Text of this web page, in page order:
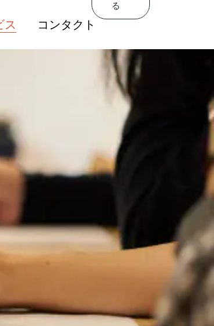
ス
入
と給与制度
業力の強化
ビス
けコンサル
理サービス
コンタクト
Get In
ングを
の強化
サル
ービス
る